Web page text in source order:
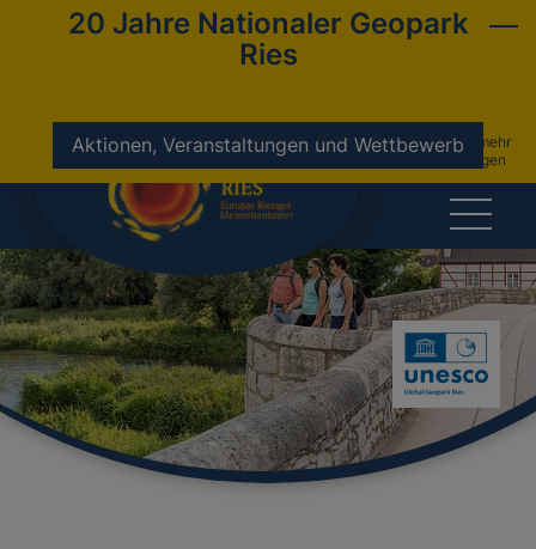
20 Jahre Nationaler Geopark
Ries
Aktionen, Veranstaltungen und Wettbewerbnicht mehr
anzeigen